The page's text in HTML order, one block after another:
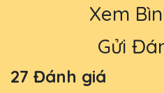
Xem
Gửi
27 Đánh giá